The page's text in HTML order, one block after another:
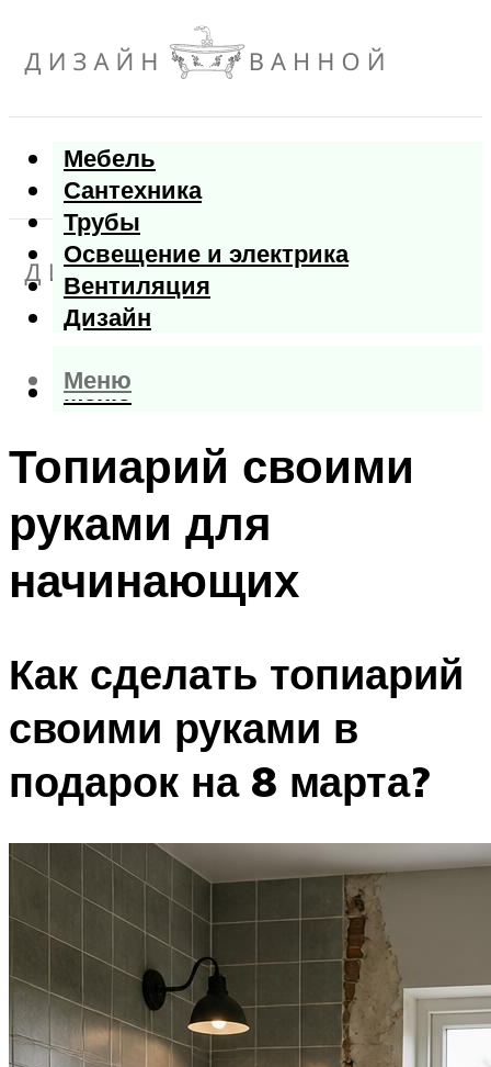
Мебель
Сантехника
Трубы
Освещение и электрика
Вентиляция
Дизайн
Меню
Меню
Топиарий своими
руками для
начинающих
Как сделать топиарий
своими руками в
подарок на 8 марта?